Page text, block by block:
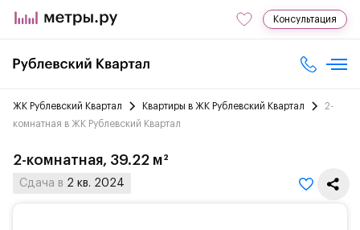
Консультация
ЖК Рублевский Квартал Квартиры в ЖК Рублевский Квартал
2-
комнатная в ЖК Рублевский Квартал
2-комнатная, 39.22 м²
Сдача в 2 кв. 2024